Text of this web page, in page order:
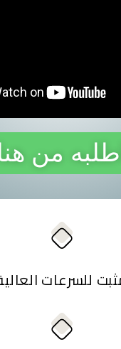
اطلبه من
للسرعات